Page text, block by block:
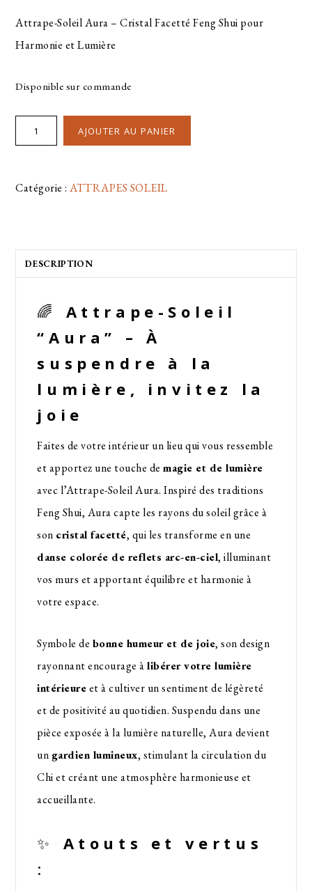
Attrape-Soleil Aura – Cristal Facetté Feng Shui pour
Harmonie et Lumière
Disponible sur commande
AJOUTER AU PANIER
Catégorie :ATTRAPES SOLEIL
DESCRIPTION
🌈 Attrape-Soleil
“Aura” – À
suspendre à la
lumière, invitez la
joie
Faites de votre intérieur un lieu qui vous ressemble
et apportez une touche demagie et de lumière
avec l’Attrape-Soleil Aura. Inspiré des traditions
Feng Shui, Aura capte les rayons du soleil grâce à
son cristal facetté, qui les transforme en une
danse colorée de reflets arc-en-ciel, illuminant
vos murs et apportant équilibre et harmonie à
votre espace.
Symbole de bonne humeur et de joie, son design
rayonnant encourage àlibérer votre lumière
intérieureet à cultiver un sentiment de légèreté
et de positivité au quotidien. Suspendu dans une
pièce exposée à la lumière naturelle, Aura devient
un gardien lumineux, stimulant la circulation du
Chi et créant une atmosphère harmonieuse et
accueillante.
✨ Atouts et vertus
: